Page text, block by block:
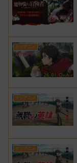
クソアニメ
クソアニメ
クソアニメ